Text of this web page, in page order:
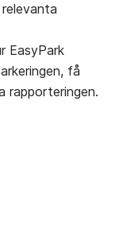
EasyPark
få
rapporteringen.